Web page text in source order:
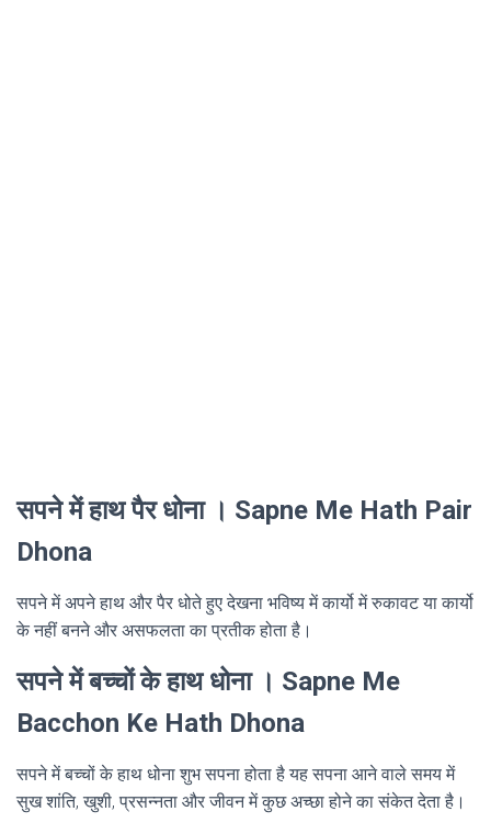
सपने में हाथ पैर धोना । Sapne Me Hath Pair
Dhona
सपने में अपने हाथ और पैर धोते हुए देखना भविष्य में कार्यो में रुकावट या कार्यो
के नहीं बनने और असफलता का प्रतीक होता है।
सपने में बच्चों के हाथ धोना । Sapne Me
Bacchon Ke Hath Dhona
सपने में बच्चों के हाथ धोना शुभ सपना होता है यह सपना आने वाले समय में
सुख शांति, खुशी, प्रसन्नता और जीवन में कुछ अच्छा होने का संकेत देता है।